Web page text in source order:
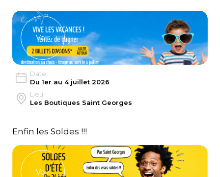
Voir
Date
Du 1er au 4 juillet 2026
Lieu
Les Boutiques Saint Georges
Enfin les Soldes !!!
Voir